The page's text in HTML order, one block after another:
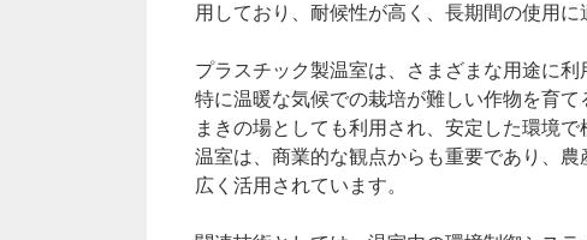
用しており、耐候性が高く、長期間の使用に
プラスチック製温室は、さまざまな用途に
特に温暖な気候での栽培が難しい作物を育
まきの場としても利用され、安定した環境
温室は、商業的な観点からも重要であり、
広く活用されています。